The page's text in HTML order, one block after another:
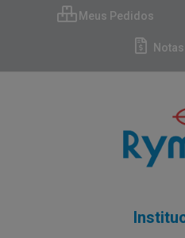
Meus Pedidos